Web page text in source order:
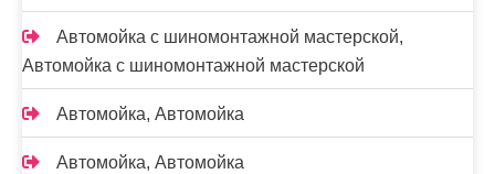
Автомойка с шиномонтажной мастерской,
Автомойка с шиномонтажной мастерской
Автомойка, Автомойка
Автомойка, Автомойка